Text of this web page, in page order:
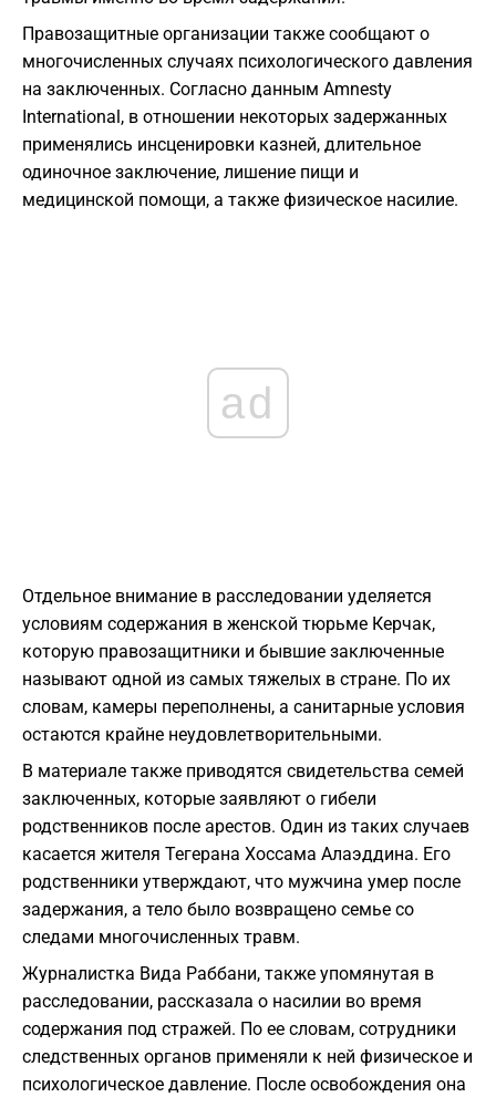
Правозащитные организации также сообщают о
многочисленных случаях психологического давления
на заключенных. Согласно данным Amnesty
International, в отношении некоторых задержанных
применялись инсценировки казней, длительное
одиночное заключение, лишение пищи и
медицинской помощи, а также физическое насилие.
ad
Отдельное внимание в расследовании уделяется
условиям содержания в женской тюрьме Керчак,
которую правозащитники и бывшие заключенные
называют одной из самых тяжелых в стране. По их
словам, камеры переполнены, а санитарные условия
остаются крайне неудовлетворительными.
В материале также приводятся свидетельства семей
заключенных, которые заявляют о гибели
родственников после арестов. Один из таких случаев
касается жителя Тегерана Хоссама Алаэддина. Его
родственники утверждают, что мужчина умер после
задержания, а тело было возвращено семье со
следами многочисленных травм.
Журналистка Вида Раббани, также упомянутая в
расследовании, рассказала о насилии во время
содержания под стражей. По ее словам, сотрудники
следственных органов применяли к ней физическое и
психологическое давление. После освобождения она